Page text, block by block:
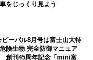
をじっくり見よう
ーパル8月号は富士山大特
険生物 完全防御マニュア
創刊45周年記念「mini富